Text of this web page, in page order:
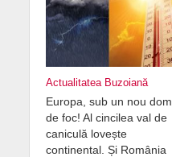
Actualitatea Buzoiană
Europa, sub un nou dom
de foc! Al cincilea val de
caniculă lovește
continental. Și România